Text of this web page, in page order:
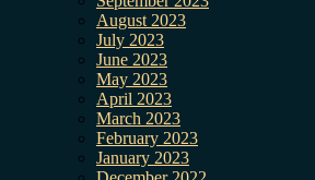
August 2023
July 2023
June 2023
May 2023
April 2023
March 2023
February 2023
January 2023